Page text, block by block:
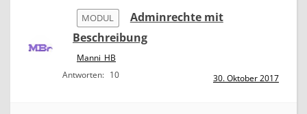
MODUL
Adminrechte mit
Beschreibung
Manni_HB
Antworten: 10 30. Oktober 2017